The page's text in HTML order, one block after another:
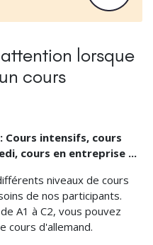
lorsque
cours
intensifs, cours
cours en entreprise ...
niveaux de cours
de nos participants.
A1 à C2, vous pouvez
cours d'allemand.